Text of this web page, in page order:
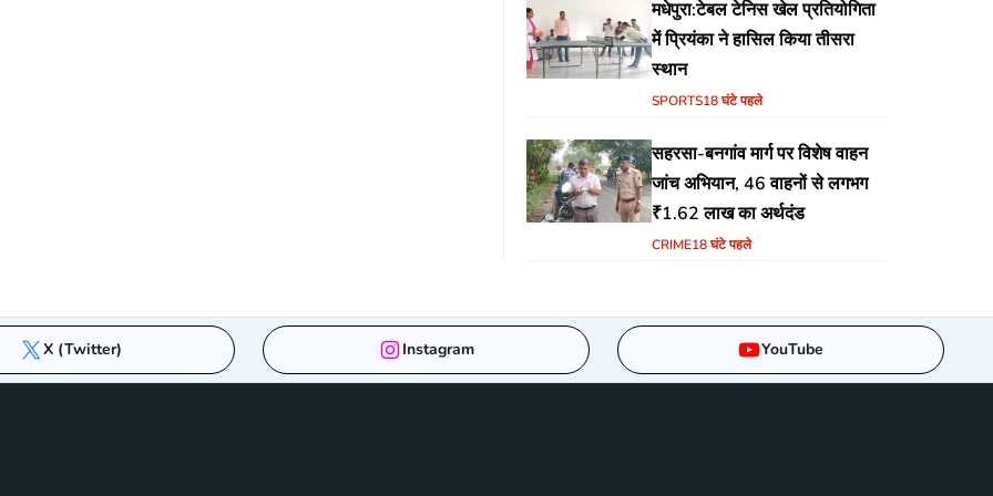
मधेपुरा:टेबल टेनिस खेल प्रतियोगिता
में प्रियंका ने हासिल किया तीसरा
स्थान
SPORTS18 घंटे पहले
सहरसा-बनगांव मार्ग पर विशेष वाहन
जांच अभियान, 46 वाहनों से लगभग
₹1.62 लाख का अर्थदंड
CRIME18 घंटे पहले
X (Twitter) Instagram YouTube